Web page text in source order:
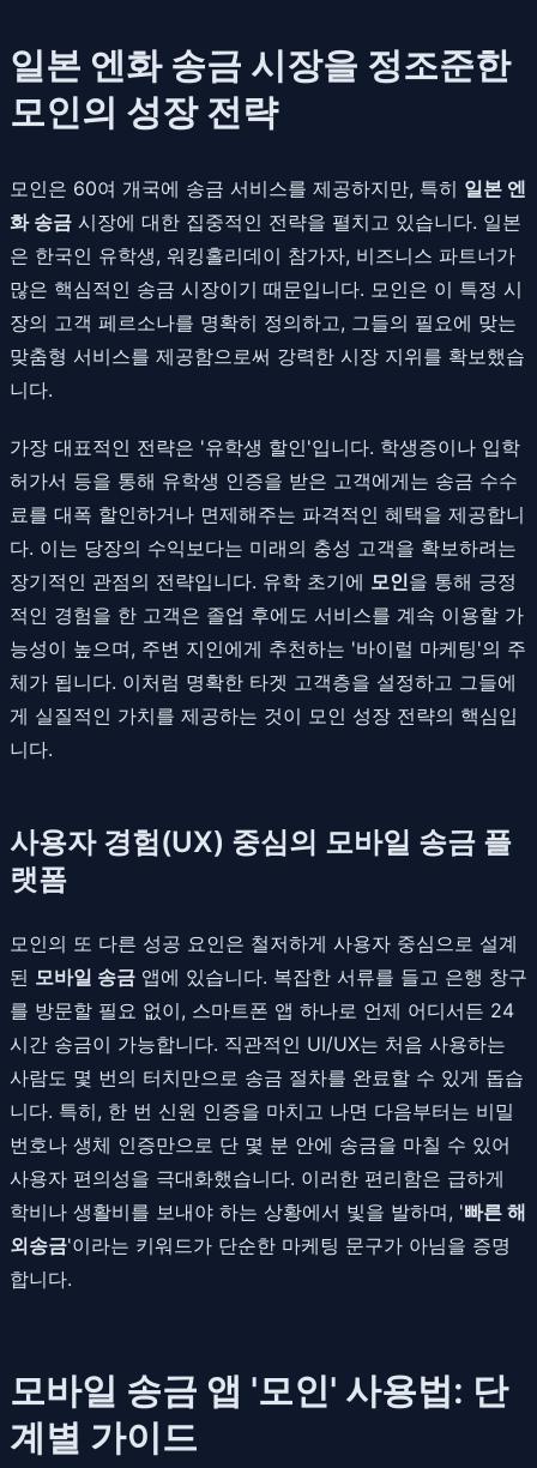
일본 엔화 송금 시장을 정조준한
모인의 성장 전략
모인은 60여 개국에 송금 서비스를 제공하지만, 특히 일본 엔
화 송금 시장에 대한 집중적인 전략을 펼치고 있습니다. 일본
은 한국인 유학생, 워킹홀리데이 참가자, 비즈니스 파트너가
많은 핵심적인 송금 시장이기 때문입니다. 모인은 이 특정 시
장의 고객 페르소나를 명확히 정의하고, 그들의 필요에 맞는
맞춤형 서비스를 제공함으로써 강력한 시장 지위를 확보했습
니다.
가장 대표적인 전략은 '유학생 할인'입니다. 학생증이나 입학
허가서 등을 통해 유학생 인증을 받은 고객에게는 송금 수수
료를 대폭 할인하거나 면제해주는 파격적인 혜택을 제공합니
다. 이는 당장의 수익보다는 미래의 충성 고객을 확보하려는
장기적인 관점의 전략입니다. 유학 초기에 모인을 통해 긍정
적인 경험을 한 고객은 졸업 후에도 서비스를 계속 이용할 가
능성이 높으며, 주변 지인에게 추천하는 '바이럴 마케팅'의 주
체가 됩니다. 이처럼 명확한 타겟 고객층을 설정하고 그들에
게 실질적인 가치를 제공하는 것이 모인 성장 전략의 핵심입
니다.
사용자 경험(UX) 중심의 모바일 송금 플
랫폼
모인의 또 다른 성공 요인은 철저하게 사용자 중심으로 설계
된 모바일 송금 앱에 있습니다. 복잡한 서류를 들고 은행 창구
를 방문할 필요 없이, 스마트폰 앱 하나로 언제 어디서든 24
시간 송금이 가능합니다. 직관적인 UI/UX는 처음 사용하는
사람도 몇 번의 터치만으로 송금 절차를 완료할 수 있게 돕습
니다. 특히, 한 번 신원 인증을 마치고 나면 다음부터는 비밀
번호나 생체 인증만으로 단 몇 분 안에 송금을 마칠 수 있어
사용자 편의성을 극대화했습니다. 이러한 편리함은 급하게
학비나 생활비를 보내야 하는 상황에서 빛을 발하며, '빠른 해
외송금'이라는 키워드가 단순한 마케팅 문구가 아님을 증명
합니다.
모바일 송금 앱 '모인' 사용법: 단
계별 가이드